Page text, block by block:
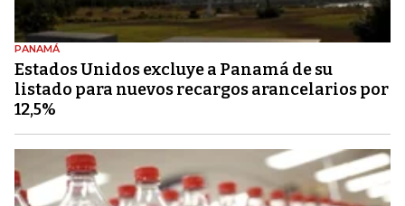
PANAMÁ
Estados Unidos excluye a Panamá de su
listado para nuevos recargos arancelarios por
12,5%